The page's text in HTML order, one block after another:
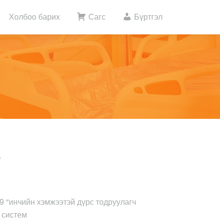
Холбоо барих Сагс Бүртгэл
“инчийн хэмжээтэй дүрс тодруулагч